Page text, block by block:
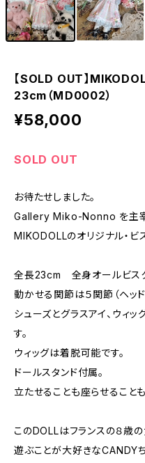
【SOLD OUT】
23cm（MＤ0002）
¥58,000
SOLD OUT
お待たせしました。
Gallery Miko-Nonno を主宰
MIKODOLLのオリジナル・ビ
全長23cm 全身オールビス
動かせる関節は５関節（ヘッ
シューズとグラスアイ、ウィ
す。
ウィッグは着脱可能です。
ドールスタンド付属。
立たせることも座らせることも
このDOLLはフランスの８歳の
遊ぶことが大好きなCANDYち